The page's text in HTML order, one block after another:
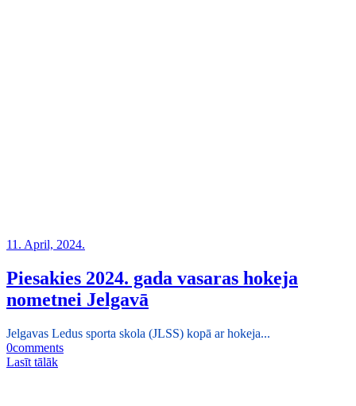
11. April, 2024.
Piesakies 2024. gada vasaras hokeja
nometnei Jelgavā
Jelgavas Ledus sporta skola (JLSS) kopā ar hokeja...
0comments
Lasīt tālāk